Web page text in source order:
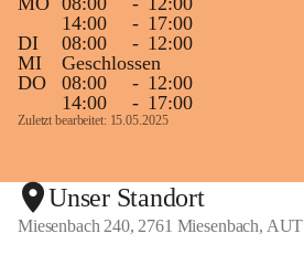
14:00
- 17:00
DI
08:00 - 12:00
MI
Geschlossen
DO
08:00 - 12:00
14:00
- 17:00
Zuletzt bearbeitet: 15.05.2025
Unser Standort
Miesenbach 240, 2761 Miesenbach, AUT